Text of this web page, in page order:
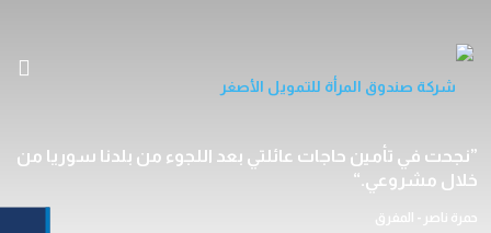
الرئيسية
من نحن
خدماتنا
نجحت في تأمين حاجات عائلتي بعد اللجوء من بلدنا سوريا من
خلال مشروعي.
حمرة ناصر - المفرق